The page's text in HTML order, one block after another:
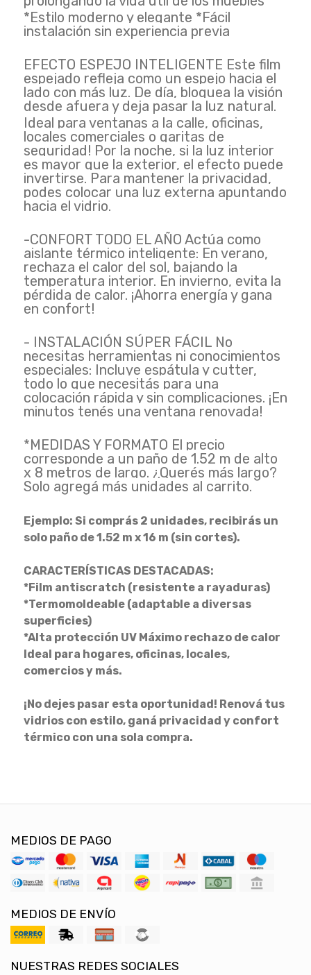
*Estilo moderno y elegante *Fácil
instalación sin experiencia previa
EFECTO ESPEJO INTELIGENTE Este film
espejado refleja como un espejo hacia el
lado con más luz. De día, bloquea la visión
desde afuera y deja pasar la luz natural.
Ideal para ventanas a la calle, oficinas,
locales comerciales o garitas de
seguridad! Por la noche, si la luz interior
es mayor que la exterior, el efecto puede
invertirse. Para mantener la privacidad,
podes colocar una luz externa apuntando
hacia el vidrio.
-CONFORT TODO EL AÑO Actúa como
aislante térmico inteligente: En verano,
rechaza el calor del sol, bajando la
temperatura interior. En invierno, evita la
pérdida de calor. ¡Ahorra energía y gana
en confort!
- INSTALACIÓN SÚPER FÁCIL No
necesitas herramientas ni conocimientos
especiales: Incluye espátula y cutter,
todo lo que necesitás para una
colocación rápida y sin complicaciones. ¡En
minutos tenés una ventana renovada!
*MEDIDAS Y FORMATO El precio
corresponde a un paño de 1.52 m de alto
x 8 metros de largo. ¿Querés más largo?
Solo agregá más unidades al carrito.
Ejemplo: Si comprás 2 unidades, recibirás un
solo paño de 1.52 m x 16 m (sin cortes).
CARACTERÍSTICAS DESTACADAS:
*Film antiscratch (resistente a rayaduras)
*Termomoldeable (adaptable a diversas
superficies)
*Alta protección UV Máximo rechazo de calor
Ideal para hogares, oficinas, locales,
comercios y más.
¡No dejes pasar esta oportunidad! Renová tus
vidrios con estilo, ganá privacidad y confort
térmico con una sola compra.
MEDIOS DE PAGO
MEDIOS DE ENVÍO
NUESTRAS REDES SOCIALES